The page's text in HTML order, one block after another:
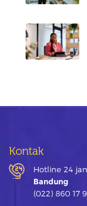
Kontak
Hotline 24
Bandung
(022) 860 17